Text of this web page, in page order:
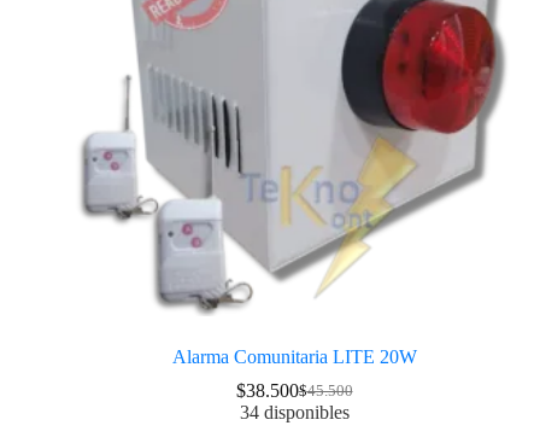
Alarma Comunitaria LITE 20W
$45.500
$38.500
34 disponibles